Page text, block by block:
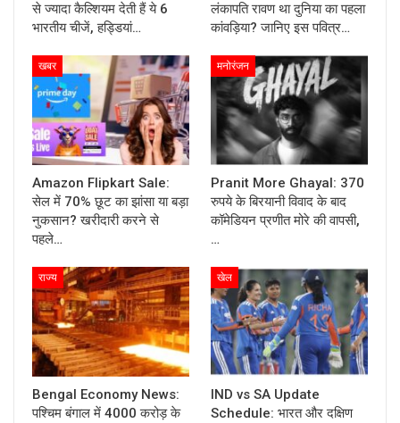
से ज्यादा कैल्शियम देती हैं ये 6
भारतीय चीजें, हड्डियां…
लंकापति रावण था दुनिया का पहला
कांवड़िया? जानिए इस पवित्र…
खबर
Amazon Flipkart Sale:
सेल में 70% छूट का झांसा या बड़ा
नुकसान? खरीदारी करने से
पहले…
मनोरंजन
Pranit More Ghayal: 370
रुपये के बिरयानी विवाद के बाद
कॉमेडियन प्रणीत मोरे की वापसी,
…
राज्य
Bengal Economy News:
पश्चिम बंगाल में 4000 करोड़ के
खेल
IND vs SA Update
Schedule: भारत और दक्षिण